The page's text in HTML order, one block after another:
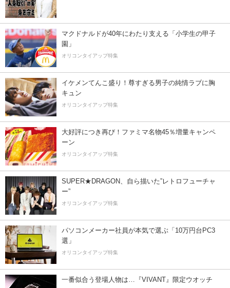
マクドナルドが40年にわたり支える「小学生の甲子
園」
オリコンタイアップ特集
イケメンてんこ盛り！尊すぎる男子の純情ラブに胸
キュン
オリコンタイアップ特集
大好評につき再び！ファミマ名物45％増量キャンペ
ーン
オリコンタイアップ特集
SUPER★DRAGON、自ら描いた”レトロフューチャ
ー”
オリコンタイアップ特集
パソコンメーカー社員が本気で選ぶ「10万円台PC3
選」
オリコンタイアップ特集
一番似合う登場人物は…『VIVANT』限定ウオッチ